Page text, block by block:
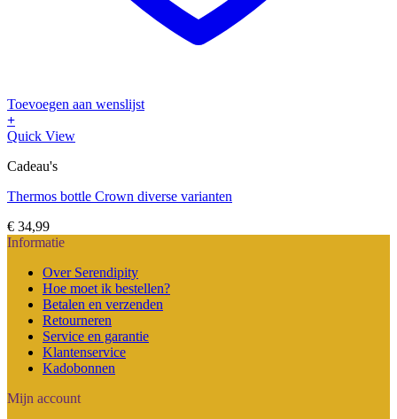
Toevoegen aan wenslijst
+
Dit
heeft
variaties.
optie
kan
worden
productpagina
Quick View
Cadeau's
Thermos bottle Crown diverse varianten
€ 34,99
Informatie
Over Serendipity
Hoe moet ik bestellen?
Betalen en verzenden
Retourneren
Service en garantie
Klantenservice
Kadobonnen
Mijn account